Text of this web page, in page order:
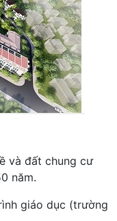
và đất chung cư
năm.
giáo dục (trường